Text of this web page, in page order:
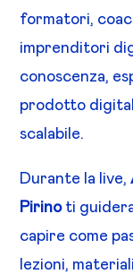
formatori,
imprenditori
conoscenza,
prodotto
scalabile.
Durante la live,
Pirinoti
capire come
lezioni,